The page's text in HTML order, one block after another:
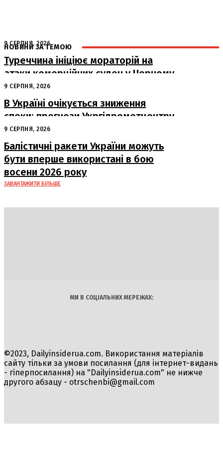
НОВИНИ ЗА ТЕМОЮ
9 СЕРПНЯ, 2026
Туреччина ініціює мораторій на
атаки комерційних суден у Чорному
морі
9 СЕРПНЯ, 2026
В Україні очікується зниження
спеки: прогнози Укргідрометцентру
на період з 10 по 16 серпня
9 СЕРПНЯ, 2026
Балістичні ракети України можуть
бути вперше використані в бою
восени 2026 року
ЗАВАНТАЖИТИ БІЛЬШЕ
МИ В СОЦІАЛЬНИХ МЕРЕЖАХ:
©2023, Dailyinsiderua.com. Використання матеріалів
сайту тільки за умови посилання (для інтернет-видань
- гіперпосилання) на "Dailyinsiderua.com" не нижче
другого абзацу - otrschenbi@gmail.com